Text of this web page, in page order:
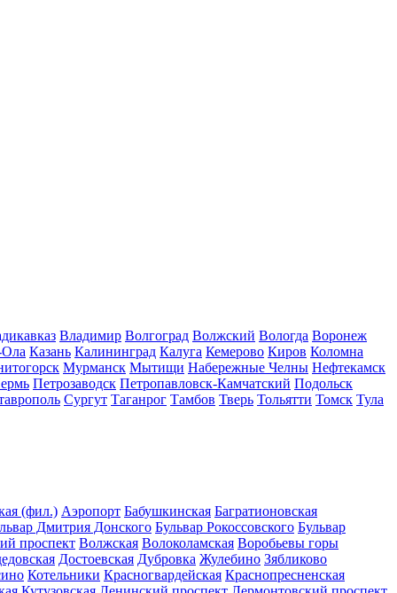
Владимир Волгоград Волжский Вологда Воронеж
Казань Калининград Калуга Кемерово Киров Коломна
Мурманск Мытищи Набережные Челны Нефтекамск
Петрозаводск Петропавловск-Камчатский Подольск
Сургут Таганрог Тамбов Тверь Тольятти Томск Тула
(фил.) Аэропорт Бабушкинская Багратионовская
Дмитрия Донского Бульвар Рокоссовского Бульвар
проспект Волжская Волоколамская Воробьевы горы
Достоевская Дубровка Жулебино Зябликово
Котельники Красногвардейская Краснопресненская